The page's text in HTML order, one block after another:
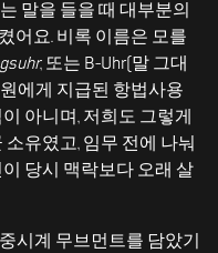
말을 들을 때 대부분의
어요. 비록 이름은 모를
, 또는 B-Uhr(말 그대
에게 지급된 항법사용
아니며, 저희도 그렇게
유였고, 임무 전에 나눠
당시 맥락보다 오래 살
시계 무브먼트를 담았기